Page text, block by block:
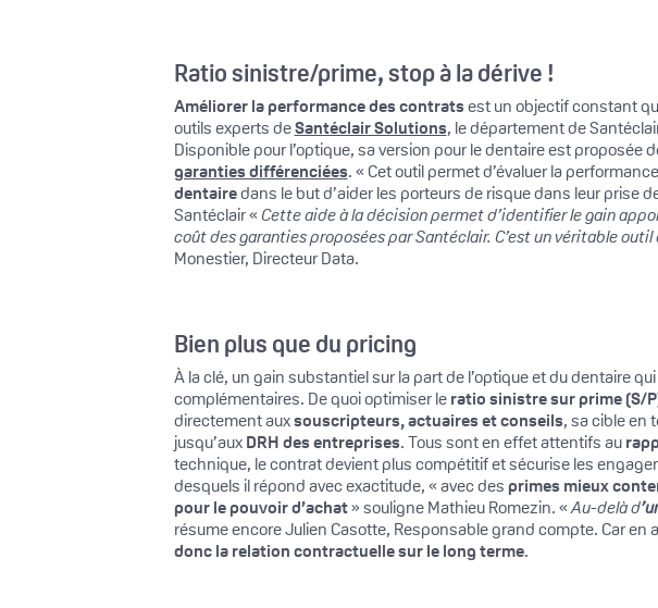
Ratio sinistre/prime, stop à la dérive !
Améliorer la performance des contratsest un objectif constant
outils experts deSantéclair Solutions, le département de
Disponible pour l’optique, sa version pour le dentaire est proposée
garanties différenciées. « Cet outil permet d’évaluer la
dentairedans le but d’aider les porteurs de risque dans leur prise
Santéclair «Cette aide à la décision permet d’identifier le gain
coût des garanties proposées par Santéclair. C’est un véritable
Monestier, Directeur Data.
Bien plus que du pricing
À la clé, un gain substantiel sur la part de l’optique et du dentaire
complémentaires. De quoi optimiser leratio sinistre sur prime (S/
directement auxsouscripteurs, actuaires et conseils, sa cible en
jusqu’auxDRH des entreprises. Tous sont en effet attentifs au
technique, le contrat devient plus compétitif et sécurise les
desquels il répond avec exactitude, « avec des primes mieux
pour le pouvoir d’achat» souligne Mathieu Romezin. «Au-delà d
résume encore Julien Casotte, Responsable grand compte. Car
donc la relation contractuelle sur le long terme.